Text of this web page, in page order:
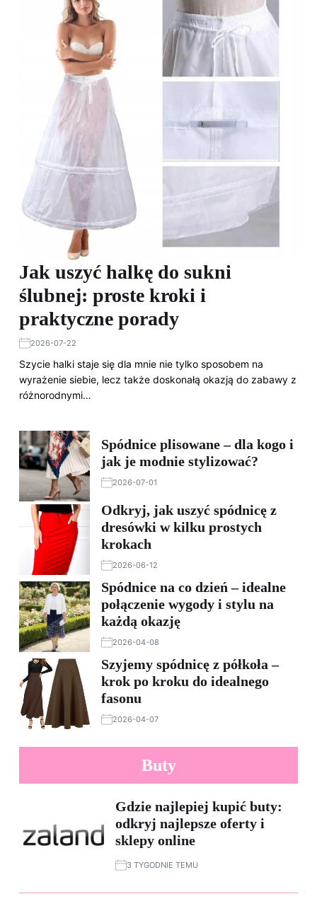
Jak uszyć halkę do sukni
ślubnej: proste kroki i
praktyczne porady
2026-07-22
Szycie halki staje się dla mnie nie tylko sposobem na
wyrażenie siebie, lecz także doskonałą okazją do zabawy z
różnorodnymi…
Spódnice plisowane – dla kogo i
jak je modnie stylizować?
2026-07-01
Odkryj, jak uszyć spódnicę z
dresówki w kilku prostych
krokach
2026-06-12
Spódnice na co dzień – idealne
połączenie wygody i stylu na
każdą okazję
2026-04-08
Szyjemy spódnicę z półkoła –
krok po kroku do idealnego
fasonu
2026-04-07
Buty
Gdzie najlepiej kupić buty:
odkryj najlepsze oferty i
sklepy online
3 TYGODNIE TEMU